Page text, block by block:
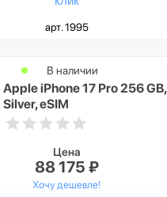
арт. 1995
Apple iPhone 17 Pro 256 GB,
Silver, eSIM
В наличии
Цена
88 175 ₽
Хочу дешевле!